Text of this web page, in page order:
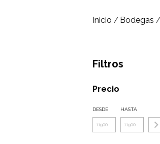
Inicio / Bodegas /
Filtros
Precio
DESDE HASTA